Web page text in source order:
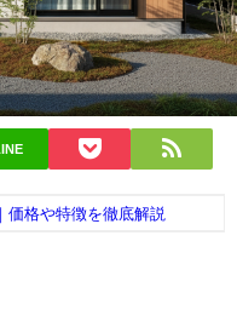
価格や特徴を徹底解説